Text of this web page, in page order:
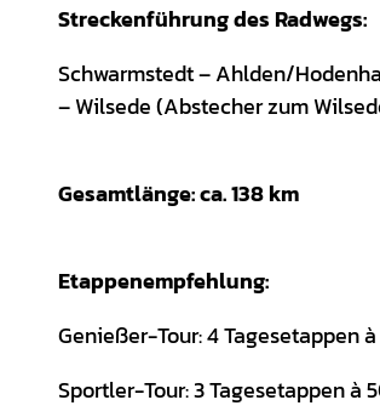
Streckenführung des Radwegs:
Schwarmstedt – Ahlden/
– Wilsede (Abstecher zum
Gesamtlänge: ca. 138 km
Etappenempfehlung:
Genießer-Tour: 4 Tagesetappen
Sportler-Tour: 3 Tagesetappen à